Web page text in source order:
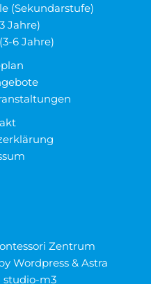
(Sekundarstufe)
Jahre)
6 Jahre)
Zentrum
Wordpress & Astra
studio-m3